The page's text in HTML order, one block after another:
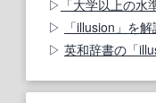
「大学以上の
「illusion」を
英和辞書の「